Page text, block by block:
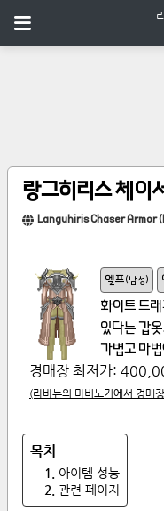
랑그히리스 체이
Languhiris Chaser Armor
엘프(남성)
화이트 드
있다는 갑
가볍고 마
경매장 최저가:
(라바뉴의 마비노기에서 경매
1
아이템 성능
2 관련 페이지